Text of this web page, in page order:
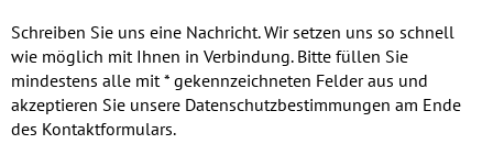
Schreiben Sie uns eine Nachricht. Wir setzen uns so schnell
wie möglich mit Ihnen in Verbindung. Bitte füllen Sie
mindestens alle mit * gekennzeichneten Felder aus und
akzeptieren Sie unsere Datenschutzbestimmungen am Ende
des Kontaktformulars.